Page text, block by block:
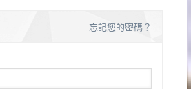
忘記您的密碼？